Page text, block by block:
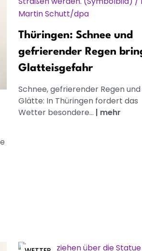
Thüringen: Schnee und
gefrierender Regen
Glatteisgefahr
Schnee, gefrierender Regen und
Glätte: In Thüringen fordert das
Wetter besondere... | mehr